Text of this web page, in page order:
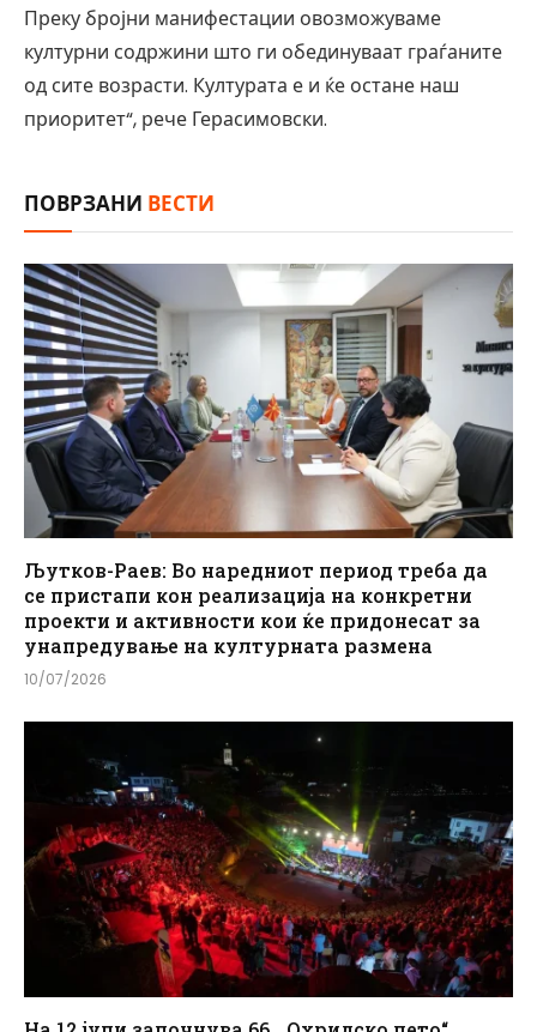
Преку бројни манифестации овозможуваме
културни содржини што ги обединуваат граѓаните
од сите возрасти. Културата е и ќе остане наш
приоритет“, рече Герасимовски.
ПОВРЗАНИ ВЕСТИ
Љутков-Раев: Во наредниот период треба да
се пристапи кон реализација на конкретни
проекти и активности кои ќе придонесат за
унапредување на културната размена
10/07/2026